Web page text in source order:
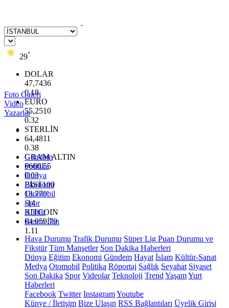
29°
DOLAR
47,7436
0.18
EURO
55,2510
0.32
STERLİN
64,4811
0.38
GRAM ALTIN
6660.55
0.03
BİST100
13.779
-14
BITCOIN
64.959,79
1.11
Foto Galeri
Video
Yazarlar
Gündem
Politika
Dünya
Ekonomi
Otomobil
Spor
Kültür
Resmi İlan
Hava Durumu Trafik Durumu Süper Lig Puan Durumu ve
Fikstür Tüm Manşetler Son Dakika Haberleri
Dünya Eğitim Ekonomi Gündem Hayat İslam Kültür-Sanat
Medya Otomobil Politika Röportaj Sağlık Seyahat Siyaset
Son Dakika Spor Videolar Teknoloji Trend YaşamYurt
Haberleri
Facebook Twitter InstagramYoutube
Künye / İletişim Bize Ulaşın RSS Bağlantıları Üyelik Girişi